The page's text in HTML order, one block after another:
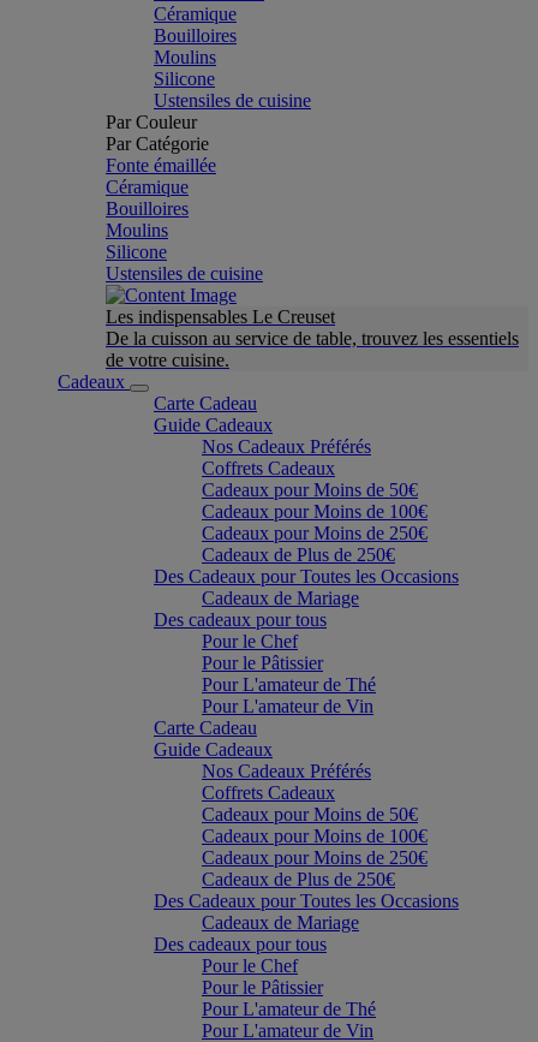
Céramique
Bouilloires
Moulins
Silicone
Ustensiles de cuisine
Par Couleur
Par Catégorie
Fonte émaillée
Céramique
Bouilloires
Moulins
Silicone
Ustensiles de cuisine
Les indispensables Le Creuset
De la cuisson au service de table, trouvez les essentiels
de votre cuisine.
Cadeaux
Carte Cadeau
Guide Cadeaux
Nos Cadeaux Préférés
Coffrets Cadeaux
Cadeaux pour Moins de 50€
Cadeaux pour Moins de 100€
Cadeaux pour Moins de 250€
Cadeaux de Plus de 250€
Des Cadeaux pour Toutes les Occasions
Cadeaux de Mariage
Des cadeaux pour tous
Pour le Chef
Pour le Pâtissier
Pour L'amateur de Thé
Pour L'amateur de Vin
Carte Cadeau
Guide Cadeaux
Nos Cadeaux Préférés
Coffrets Cadeaux
Cadeaux pour Moins de 50€
Cadeaux pour Moins de 100€
Cadeaux pour Moins de 250€
Cadeaux de Plus de 250€
Des Cadeaux pour Toutes les Occasions
Cadeaux de Mariage
Des cadeaux pour tous
Pour le Chef
Pour le Pâtissier
Pour L'amateur de Thé
Pour L'amateur de Vin